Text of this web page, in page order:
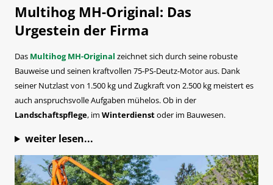
Multihog MH-Original: Das
Urgestein der Firma
Das Multihog MH-Original zeichnet sich durch seine robuste
Bauweise und seinen kraftvollen 75-PS-Deutz-Motor aus. Dank
seiner Nutzlast von 1.500 kg und Zugkraft von 2.500 kg meistert es
auch anspruchsvolle Aufgaben mühelos. Ob in der
Landschaftspflege, im Winterdienstoder im Bauwesen.
weiter lesen...